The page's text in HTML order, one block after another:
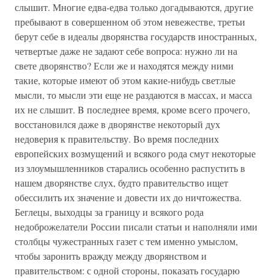
слышит. Многие едва-едва только догадываются, другие
пребывают в совершенном об этом невежестве, третьи
берут себе в идеалы дворянства государств иностранных,
четвертые даже не задают себе вопроса: нужно ли на
свете дворянство? Если же и находятся между ними
такие, которые имеют об этом какие-нибудь светлые
мысли, то мысли эти еще не раздаются в массах, и масса
их не слышит. B последнее время, кроме всего прочего,
восстановился даже в дворянстве некоторый дух
недоверия к правительству. Bo время последних
европейских возмущений и всякого рода смут некоторые
из злоумышленников старались особенно распустить в
нашем дворянстве слух, будто правительство ищет
обессилить их значение и довести их до ничтожества.
Беглецы, выходцы за границу и всякого рода
недоброжелатели России писали статьи и наполняли ими
столбцы чужестранных газет с тем именно умыслом,
чтобы заронить вражду между дворянством и
правительством: с одной стороны, показать государю